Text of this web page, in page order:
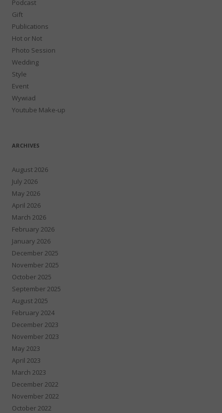
Podcast
Gift
Publications
Hot or Not
Photo Session
Wedding
Style
Event
Wywiad
Youtube Make-up
ARCHIVES
August 2026
July 2026
May 2026
April 2026
March 2026
February 2026
January 2026
December 2025
November 2025
October 2025
September 2025
August 2025
February 2024
December 2023
November 2023
May 2023
April 2023
March 2023
December 2022
November 2022
October 2022